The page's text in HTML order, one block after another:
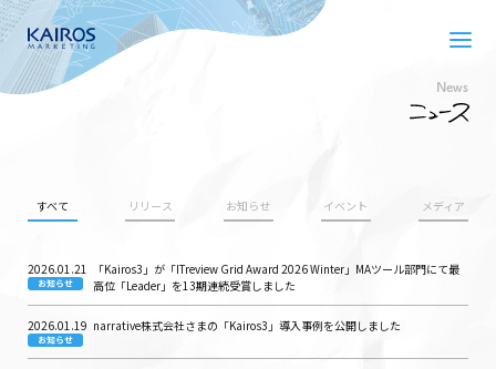
News
すべて リリース お知らせ イベント メディア
2026.01.21
お知らせ
「Kairos3」が「ITreview Grid Award 2026 Winter」MAツール部門にて最
高位「Leader」を13期連続受賞しました
2026.01.19
お知らせ
narrative株式会社さまの「Kairos3」導入事例を公開しました